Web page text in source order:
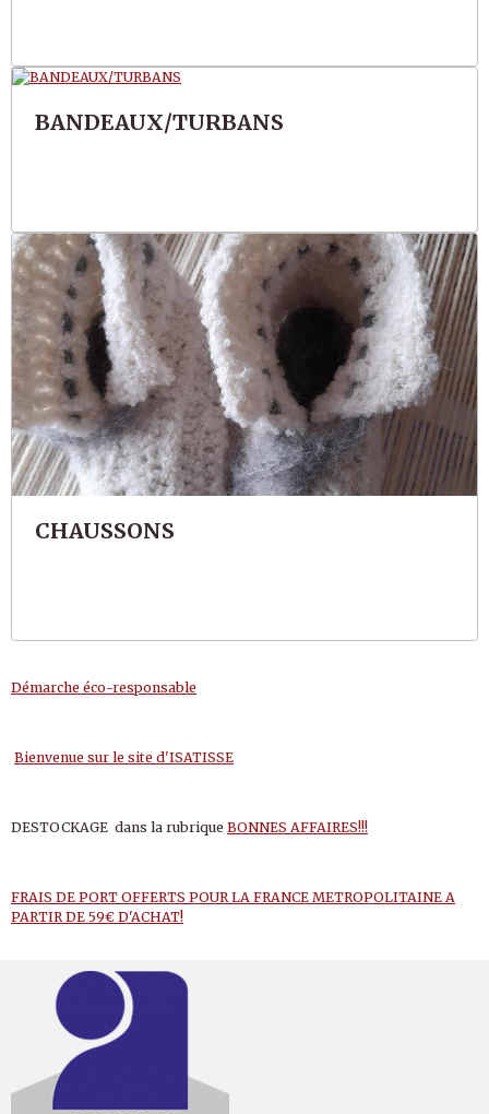
BANDEAUX/TURBANS
CHAUSSONS
Démarche éco-responsable
Bienvenue sur le site d'ISATISSE
DESTOCKAGE dans la rubrique BONNES AFFAIRES!!!
FRAIS DE PORT OFFERTS POUR LA FRANCE METROPOLITAINE A
PARTIR DE 59€ D'ACHAT!